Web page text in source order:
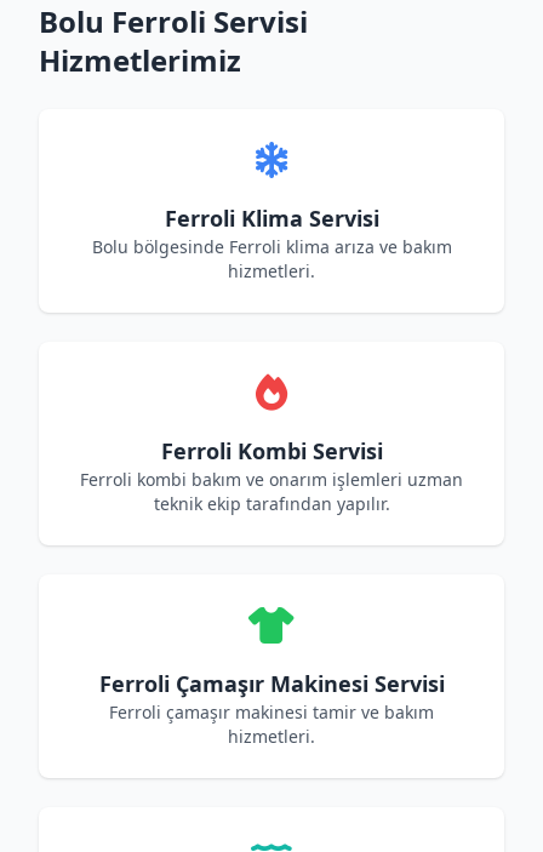
Bolu Ferroli Servisi
Hizmetlerimiz
Ferroli Klima Servisi
Bolu bölgesinde Ferroli klima arıza ve bakım
hizmetleri.
Ferroli Kombi Servisi
Ferroli kombi bakım ve onarım işlemleri uzman
teknik ekip tarafından yapılır.
Ferroli Çamaşır Makinesi Servisi
Ferroli çamaşır makinesi tamir ve bakım
hizmetleri.